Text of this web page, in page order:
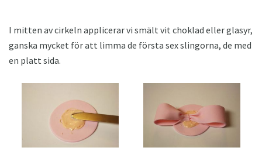
I mitten av cirkeln applicerar vi smält vit choklad eller glasyr,
ganska mycket för att limma de första sex slingorna, de med
en platt sida.